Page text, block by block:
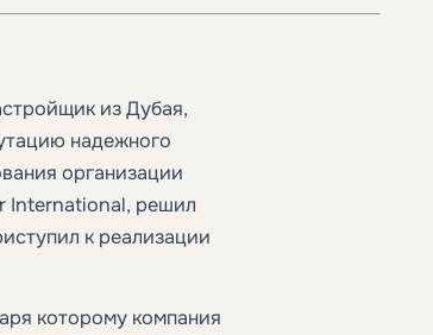
из Дубая,
надежного
организации
International, решил
к реализации
которому компания